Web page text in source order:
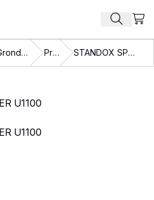
Zoek
Grondmateriaal Primers STANDOX SPRAY FILLER U1100